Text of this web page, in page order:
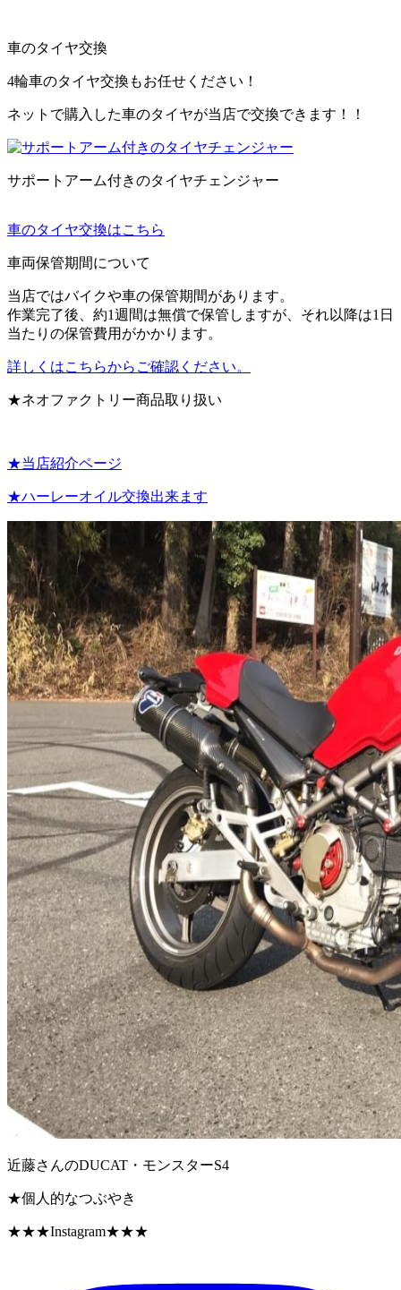
車のタイヤ交換
4輪車のタイヤ交換もお任せください！
ネットで購入した車のタイヤが当店で交換できます！！
サポートアーム付きのタイヤチェンジャー
車のタイヤ交換はこちら
車両保管期間について
当店ではバイクや車の保管期間があります。
作業完了後、約1週間は無償で保管しますが、それ以降は1日
当たりの保管費用がかかります。
詳しくはこちらからご確認ください。
★ネオファクトリー商品取り扱い
★当店紹介ページ
★ハーレーオイル交換出来ます
近藤さんのDUCAT・モンスターS4
★個人的なつぶやき
★★★Instagram★★★